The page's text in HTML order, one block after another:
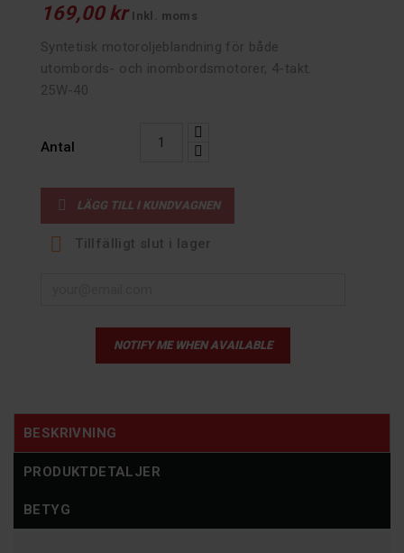
169,00 kr Inkl. moms
Syntetisk motoroljeblandning för både
utombords- och inombordsmotorer, 4-takt.
25W-40
Antal
 LÄGG TILL I KUNDVAGNEN
 Tillfälligt slut i lager
NOTIFY ME WHEN AVAILABLE
BESKRIVNING
PRODUKTDETALJER
BETYG